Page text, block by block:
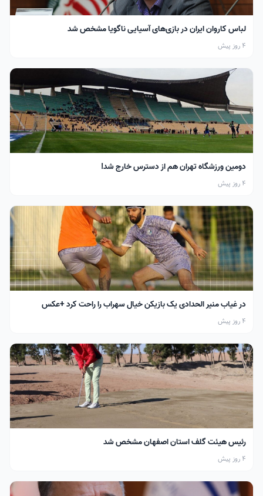
لباس کاروان ایران در بازی‌های آسیایی ناگویا مشخص شد
4 روز پیش
دومین ورزشگاه تهران هم از دسترس خارج شد!
4 روز پیش
در غیاب منیر الحدادی یک بازیکن خیال سهراب را راحت کرد +عکس
4 روز پیش
رئیس هیئت گلف استان اصفهان مشخص شد
4 روز پیش